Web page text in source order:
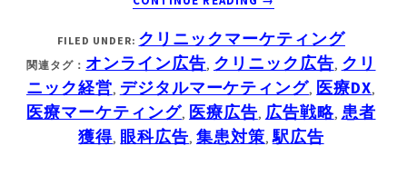
看
板
を
や
FILED UNDER: クリニックマーケティング
関連タグ： オンライン広告, クリニック広告, クリ
ニック経営, デジタルマーケティング, 医療DX,
医療マーケティング, 医療広告, 広告戦略, 患者
獲得, 眼科広告, 集患対策,駅広告